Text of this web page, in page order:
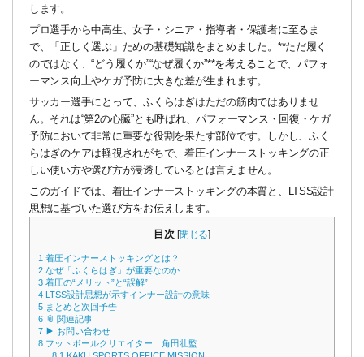
します。
プロ選手から中高生、女子・シニア・指導者・保護者に至るま
で、「正しく選ぶ」ための基礎知識をまとめました。**ただ履く
のではなく、“どう履くか”“なぜ履くか”**を考えることで、パフォ
ーマンス向上やケガ予防に大きな差が生まれます。
サッカー選手にとって、ふくらはぎはただの筋肉ではありませ
ん。それは“第2の心臓”とも呼ばれ、パフォーマンス・回復・ケガ
予防において非常に重要な役割を果たす部位です。しかし、ふく
らはぎのケアは軽視されがちで、着圧インナーストッキングの正
しい使い方や選び方が浸透しているとは言えません。
このガイドでは、着圧インナーストッキングの本質と、LTSS設計
思想に基づいた選び方をお伝えします。
目次 [閉じる]
1 着圧インナーストッキングとは？
2 なぜ「ふくらはぎ」が重要なのか
3 着圧の“メリット”と“誤解”
4 LTSS設計思想が示すインナー設計の意味
5 まとめと次回予告
6 📎 関連記事
7 ▶ お問い合わせ
8 フットボールクリエイター 角田壮監
8.1 KAKU SPORTS OFFICE MISSION